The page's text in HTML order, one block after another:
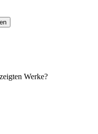
Werke?